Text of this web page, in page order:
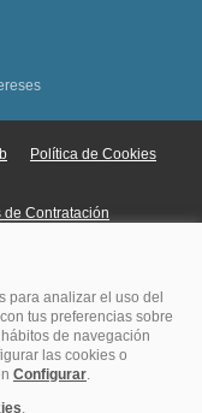
Política de Cookies
Contratación
Veturis Travel S.A.
Tel: +34